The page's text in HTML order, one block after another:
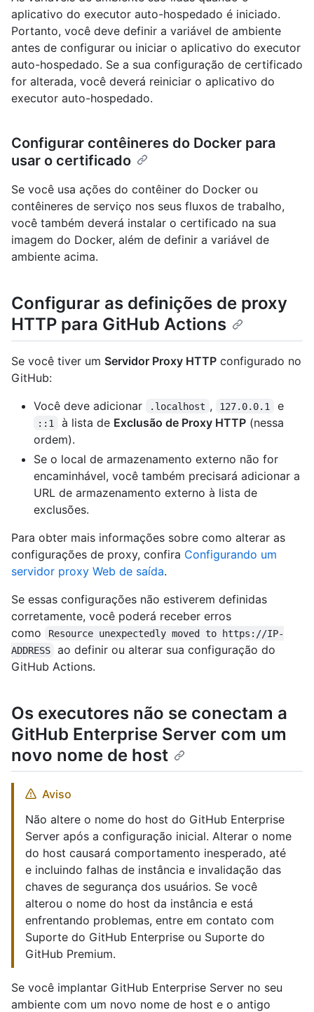
aplicativo do executor auto-hospedado é iniciado.
Portanto, você deve definir a variável de ambiente
antes de configurar ou iniciar o aplicativo do executor
auto-hospedado. Se a sua configuração de certificado
for alterada, você deverá reiniciar o aplicativo do
executor auto-hospedado.
Configurar contêineres do Docker para
usar o certificado
Se você usa ações do contêiner do Docker ou
contêineres de serviço nos seus fluxos de trabalho,
você também deverá instalar o certificado na sua
imagem do Docker, além de definir a variável de
ambiente acima.
Configurar as definições de proxy
HTTP para GitHub Actions
Se você tiver um Servidor Proxy HTTP configurado no
GitHub:
Você deve adicionar
.localhost , 127.0.0.1 e
::1 à lista de Exclusão de Proxy HTTP(nessa
ordem).
Se o local de armazenamento externo não for
encaminhável, você também precisará adicionar a
URL de armazenamento externo à lista de
exclusões.
Para obter mais informações sobre como alterar as
configurações de proxy, confira Configurando um
servidor proxy Web de saída.
Se essas configurações não estiverem definidas
corretamente, você poderá receber erros
como
Resource unexpectedly moved to https://IP-
ADDRESS
ao definir ou alterar sua configuração do
GitHub Actions.
Os executores não se conectam a
GitHub Enterprise Server com um
novo nome de host
Aviso
Não altere o nome do host do GitHub Enterprise
Server após a configuração inicial. Alterar o nome
do host causará comportamento inesperado, até
e incluindo falhas de instância e invalidação das
chaves de segurança dos usuários. Se você
alterou o nome do host da instância e está
enfrentando problemas, entre em contato com
Suporte do GitHub Enterprise ou Suporte do
GitHub Premium.
Se você implantar GitHub Enterprise Server no seu
ambiente com um novo nome de host e o antigo